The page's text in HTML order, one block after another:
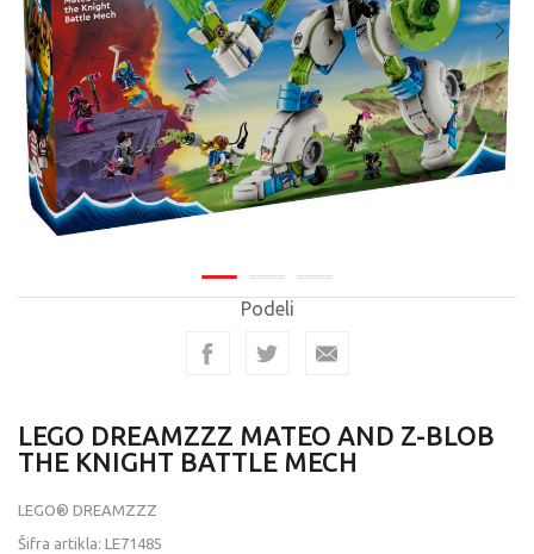
Podeli
LEGO DREAMZZZ MATEO AND Z-BLOB
THE KNIGHT BATTLE MECH
LEGO® DREAMZZZ
Šifra artikla: LE71485